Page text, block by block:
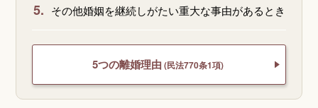
5. その他婚姻を継続しがたい重大な事由があるとき
5つの離婚理由 (民法770条1項)